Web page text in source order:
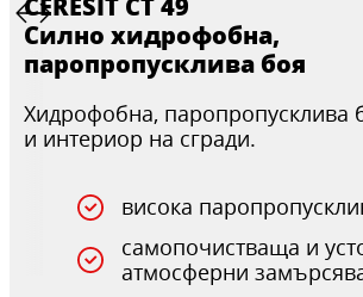
Силно хидрофобна,
паропропусклива боя
Хидрофобна, паропропусклива
и интериор на сгради.
висока
самопочистваща и
атмосферни